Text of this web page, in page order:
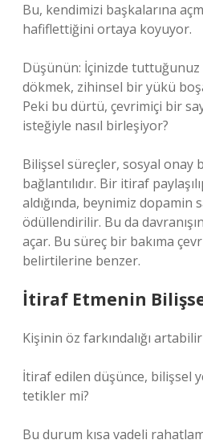
Bu, kendimizi başkalarına
hafiflettiğini ortaya koyuyor.
Düşünün: İçinizde tuttuğunuz
dökmek, zihinsel bir yükü
Peki bu dürtü, çevrimiçi bir
isteğiyle nasıl birleşiyor?
Bilişsel süreçler, sosyal onay
bağlantılıdır. Bir itiraf
aldığında, beynimiz dopamin
ödüllendirilir. Bu da
açar. Bu süreç bir bakıma
belirtilerine benzer.
İtiraf Etmenin
Kişinin öz farkındalığı
İtiraf edilen düşünce, bilişsel
tetikler mi?
Bu durum kısa vadeli